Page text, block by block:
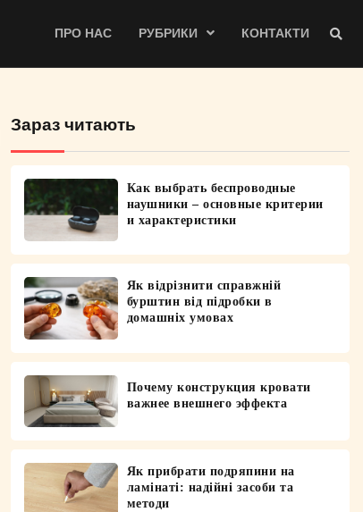
ПРО НАС РУБРИКИ КОНТАКТИ
Зараз читають
Как выбрать беспроводные
наушники – основные критерии
и характеристики
Як відрізнити справжній
бурштин від підробки в
домашніх умовах
Почему конструкция кровати
важнее внешнего эффекта
Як прибрати подряпини на
ламінаті: надійні засоби та
методи